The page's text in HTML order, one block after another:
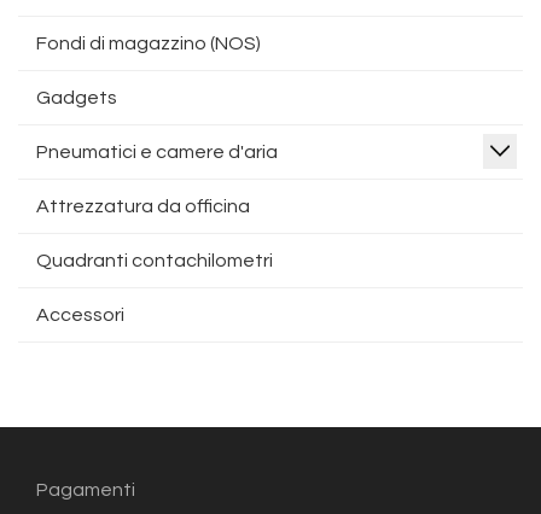
Fondi di magazzino (NOS)
Gadgets
Pneumatici e camere d'aria
Attrezzatura da officina
Quadranti contachilometri
Accessori
Pagamenti